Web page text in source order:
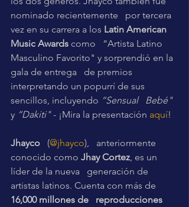
nominado recientemente   por tercera
vez en su carrera a los Latin American
Music Awards como   “Artista Latino
Masculino Favorito" y sorprendió en la
gala de entrega   de premios
interpretando un popurrí de sus
sencillos, incluyendo “Sensual   Bebé"
y “Dakiti" - ¡Mira la presentación aquí!
Jhayco (@jhayco),   anteriormente
conocido como Jhay Cortez , es un
líder de la nueva   generación de
artistas latinos. Cuenta con más de
16,000 millones de   reproducciones